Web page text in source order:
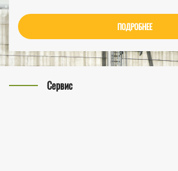
ПОДРОБНЕЕ
Сервис